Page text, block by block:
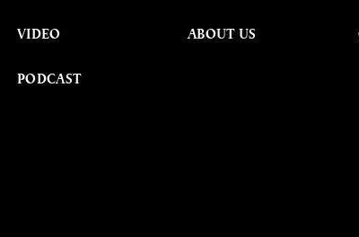
VIDEO
PODCAST
ABOUT US